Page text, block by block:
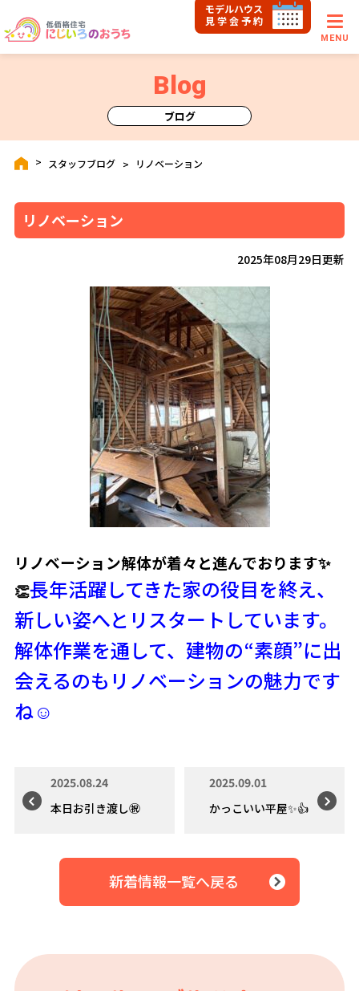
モデルハウス
見学会予約
MENU
ブログ
Blog
スタッフブログ リノベーション
リノベーション
2025年08月29日更新
リノベーション解体が着々と進んでおります✨
👏長年活躍してきた家の役目を終え、
新しい姿へとリスタートしています。
解体作業を通して、建物の“素顔”に出
会えるのもリノベーションの魅力です
ね☺️
2025.08.24
本日お引き渡し㊗️
2025.09.01
かっこいい平屋✨👍
新着情報一覧へ戻る